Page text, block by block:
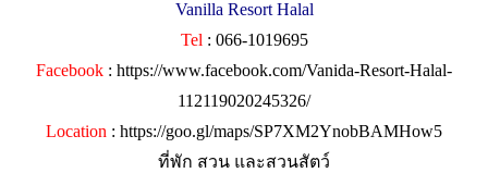
Vanilla Resort Halal
Tel : 066-1019695
Facebook : https://www.facebook.com/Vanida-Resort-Halal-
112119020245326/
Location : https://goo.gl/maps/SP7XM2YnobBAMHow5
ที่พัก สวน และสวนสัตว์